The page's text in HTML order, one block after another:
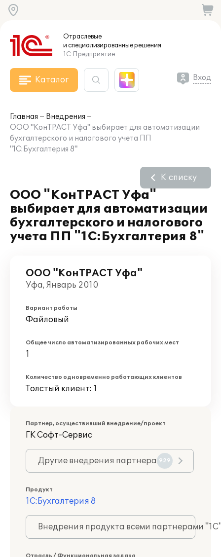
Отраслевые
и специализированныерешения
1С:Предприятие
Каталог Вход
Главная
Внедрения
ООО "КонТРАСТ Уфа" выбирает для автоматизации
бухгалтерского и налогового учета ПП
"1С:Бухгалтерия 8"
ООО "КонТРАСТ Уфа"
выбирает для автоматизации
бухгалтерского и налогового
учета ПП "1С:Бухгалтерия 8"
К списку
ООО "КонТРАСТ Уфа"
Уфа, Январь 2010
Вариант работы
Файловый
Общее число автоматизированных рабочих мест
1
Количество одновременно работающих клиентов
Толстый клиент: 1
Партнер, осуществивший внедрение/проект
ГK Софт-Сервис
Другие внедрения партнера 929
Продукт
1С:Бухгалтерия 8
Внедрения продукта всеми партнерами